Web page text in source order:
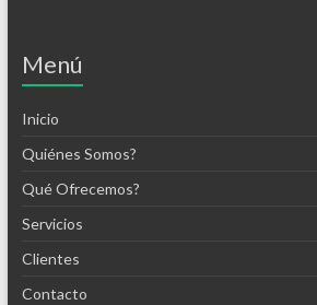
Menú
Inicio
Quiénes Somos?
Qué Ofrecemos?
Servicios
Clientes
Contacto